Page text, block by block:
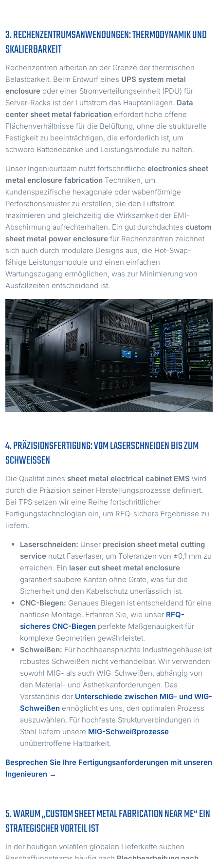
3. RECHENZENTRUMSANWENDUNGEN: THERMODYNAMIK UND
SKALIERBARKEIT
Rechenzentren arbeiten an der Grenze der thermischen
Belastbarkeit. Beim Entwurf eines UPS system metal
enclosure oder einer Stromverteilungseinheit (PDU) für
Server-Racks ist der Luftstrom das Hauptanliegen. Data
center sheet metal fabrication erfordert hohe offene
Flächenverhältnisse für die Belüftung, ohne die strukturelle
Festigkeit zu beeinträchtigen, die erforderlich ist, um
schwere Batteriebänke und Leistungsmodule zu halten.
Unser Ingenieurteam nutzt fortschrittlicheelectronics sheet
metal enclosure fabrication Techniken, um
kundenspezifische hexagonale oder wabenförmige
Perforationsmuster zu erstellen, die den Luftstrom
maximieren und gleichzeitig die Wirksamkeit der EMI-
Abschirmung aufrechterhalten. Ein gut durchdachtescustom
sheet metal power enclosure für Rechenzentren zeichnet
sich auch durch modulare Designs aus, die Hot-Swap-
fähige Leistungsmodule und einen einfachen
Wartungszugang ermöglichen, was zur Minimierung von
Ausfallzeiten entscheidend ist.
4. PRÄZISIONSFERTIGUNG: VOM LASERSCHNEIDEN BIS ZUM
SCHWEISSEN
Die Qualität eines sheet metal electrical cabinet EMS wird
durch die Präzision seiner Herstellungsprozesse definiert.
Bei TPS setzen wir eine Reihe fortschrittlicher
Fertigungstechnologien ein, um RFQ-sichere Ergebnisse zu
liefern.
Laserschneiden: Unser precision sheet metal cutting
service nutzt Faserlaser, um Toleranzen von ±0,1 mm zu
erreichen. Ein laser cut sheet metal enclosure
garantiert saubere Kanten ohne Grate, was für die
Sicherheit und den Kabelschutz unerlässlich ist.
CNC-Biegen: Genaues Biegen ist entscheidend für eine
nahtlose Montage. Erfahren Sie, wie unser RFQ-
sicheres CNC-Biegen perfekte Maßgenauigkeit für
komplexe Geometrien gewährleistet.
Schweißen: Für hochbeanspruchte Industriegehäuse ist
robustes Schweißen nicht verhandelbar. Wir verwenden
sowohl MIG- als auch WIG-Schweißen, abhängig von
den Material- und Ästhetikanforderungen. Das
Verständnis der Unterschiede zwischen MIG- und WIG-
Schweißen ermöglicht es uns, den optimalen Prozess
auszuwählen. Für hochfeste Strukturverbindungen in
Stahl liefern unsere MIG-Schweißprozesse
unübertroffene Haltbarkeit.
Besprechen Sie Ihre Fertigungsanforderungen mit unseren
Ingenieuren →
5. WARUM „CUSTOM SHEET METAL FABRICATION NEAR ME“ EIN
STRATEGISCHER VORTEIL IST
In der heutigen volatilen globalen Lieferkette suchen